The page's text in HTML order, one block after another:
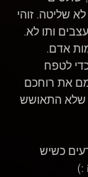
שליטה. זוהי
ותו לא.
לטפח
את רוחכם
שלא התאושש
כשיש
:)